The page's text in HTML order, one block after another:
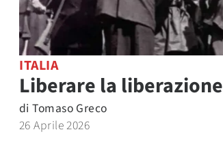
ITALIA
Liberare la liberazione
di Tomaso Greco
26 Aprile 2026